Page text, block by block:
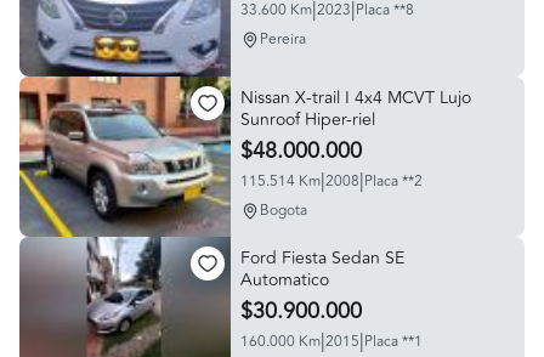
33.600 Km|2023|Placa **8
Pereira
Nissan X-trail I 4x4 MCVT Lujo
Sunroof Hiper-riel
$48.000.000
115.514 Km|2008|Placa **2
Bogota
Ford Fiesta Sedan SE
Automatico
$30.900.000
160.000 Km|2015|Placa **1